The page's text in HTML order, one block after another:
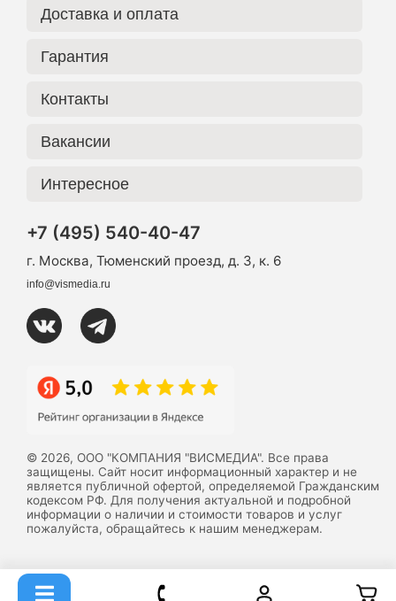
Доставка и оплата
Гарантия
Контакты
Вакансии
Интересное
+7 (495) 540-40-47
г. Москва, Тюменский проезд, д. 3, к. 6
info@vismedia.ru
© 2026, ООО "КОМПАНИЯ "ВИСМЕДИА". Все права
защищены. Сайт носит информационный характер и не
является публичной офертой, определяемой Гражданским
кодексом РФ. Для получения актуальной и подробной
информации о наличии и стоимости товаров и услуг
пожалуйста, обращайтесь к нашим менеджерам.